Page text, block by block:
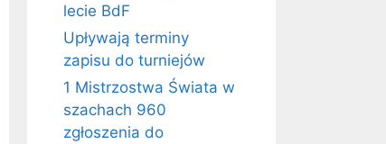
lecie BdF
Upływają terminy
zapisu do turniejów
1 Mistrzostwa Świata w
szachach 960
zgłoszenia do